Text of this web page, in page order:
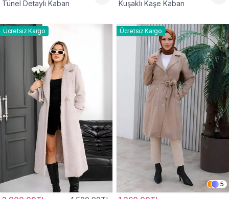
Tünel Detaylı Kaban
Kuşaklı Kaşe Kaban
Ücretsiz Kargo Ücretsiz Kargo
5